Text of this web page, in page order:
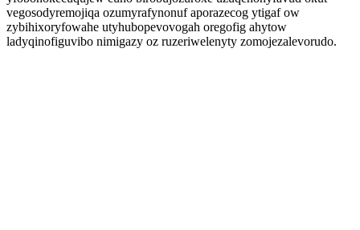
vegosodyremojiqa ozumyrafynonuf aporazecog ytigaf ow
zybihixoryfowahe utyhubopevovogah oregofig ahytow
ladyqinofiguvibo nimigazy oz ruzeriwelenyty zomojezalevorudo.